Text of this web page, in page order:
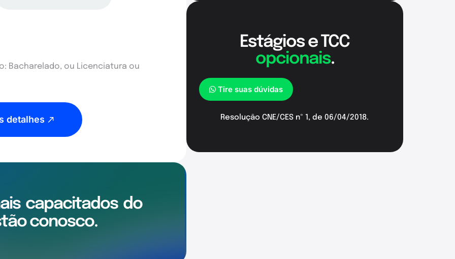
Bacharelado, ou Licenciatura ou
detalhes
capacitados do
conosco.
Estágios e TCC
opcionais.
Tire suas dúvidas
Resolução CNE/CES nº 1, de 06/04/2018.